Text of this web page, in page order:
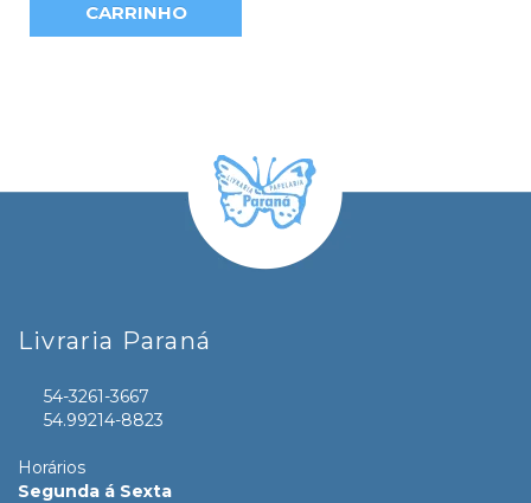
CARRINHO
Livraria Paraná
54-3261-3667
54.99214-8823
Horários
Segunda á Sexta